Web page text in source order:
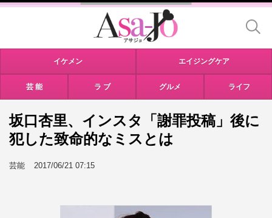
イケメン エイジングケア
芸 能 ラ ブ グルメ ライフ
坂口杏里、インスタ「謝罪投稿」後に
犯した致命的なミスとは
芸能 2017/06/21 07:15